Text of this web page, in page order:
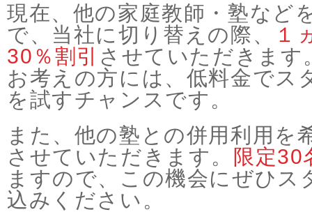
現在、他の家庭教師・塾など
で、当社に切り替えの際、
１
30％割引
させていただきます
お考えの方には、低料金でス
を試すチャンスです。
また、他の塾との併用利用を
させていただきます。
限定30
ますので、この機会にぜひス
込みください。